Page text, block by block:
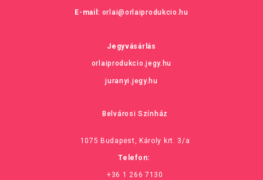
E-mail: orlai@orlaiprodukcio.hu
Jegyvásárlás
orlaiprodukcio.jegy.hu
juranyi.jegy.hu
Belvárosi Színház
1075 Budapest, Károly krt. 3/a
Telefon:
+36 1 266 7130